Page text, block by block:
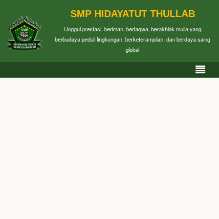
SMP HIDAYATUT THULLAB
Unggul prestasi, beriman, bertaqwa, berakhlak mulia yang
berbudaya peduli lingkungan, berketerampilan, dan berdaya saing
global